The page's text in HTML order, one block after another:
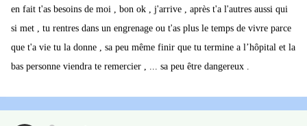
en fait t'as besoins de moi , bon ok , j'arrive , après t'a l'autres aussi qui
si met , tu rentres dans un engrenage ou t'as plus le temps de vivre parce
que t'a vie tu la donne , sa peu même finir que tu termine a l’hôpital et la
bas personne viendra te remercier , ... sa peu être dangereux .